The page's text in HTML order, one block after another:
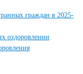
граждан в 2025-
оздоровлении